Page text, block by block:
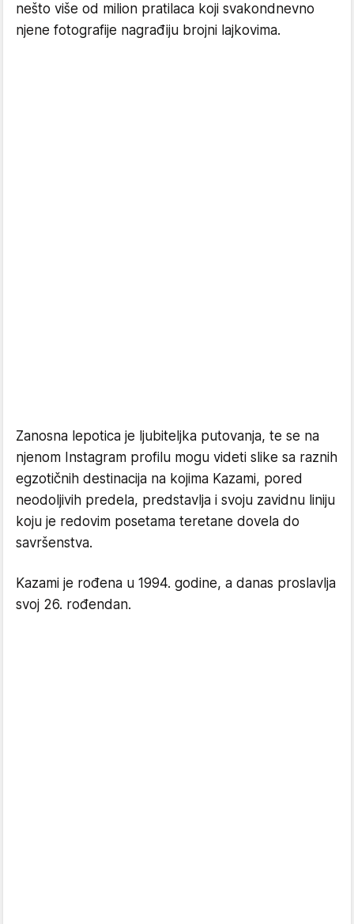
nešto više od milion pratilaca koji svakondnevno
njene fotografije nagrađiju brojni lajkovima.
Zanosna lepotica je ljubiteljka putovanja, te se na
njenom Instagram profilu mogu videti slike sa raznih
egzotičnih destinacija na kojima Kazami, pored
neodoljivih predela, predstavlja i svoju zavidnu liniju
koju je redovim posetama teretane dovela do
savršenstva.
Kazami je rođena u 1994. godine, a danas proslavlja
svoj 26. rođendan.